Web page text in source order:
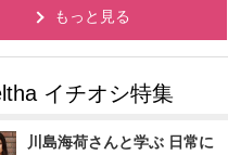
もっと見る
川島海荷さんと学ぶ 日常に